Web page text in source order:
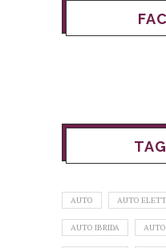
AUTO AUTO
AUTO IBRIDA